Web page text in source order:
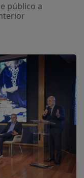
público a